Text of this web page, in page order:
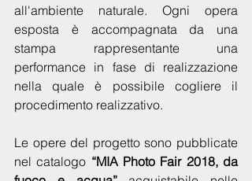
all'ambiente naturale. Ogni opera
esposta è accompagnata da una
stampa rappresentante una
performance in fase di realizzazione
nella quale è possibile cogliere il
procedimento realizzativo.
Le opere del progetto sono pubblicate
nel catalogo “MIA Photo Fair 2018, da